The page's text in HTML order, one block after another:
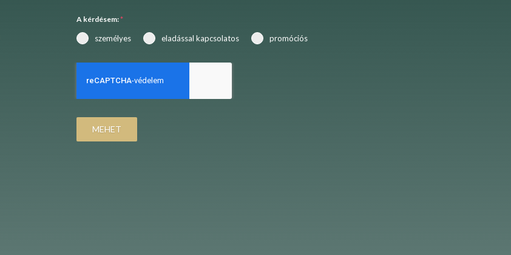
A kérdésem:*
személyes eladással kapcsolatos promóciós
MEHET